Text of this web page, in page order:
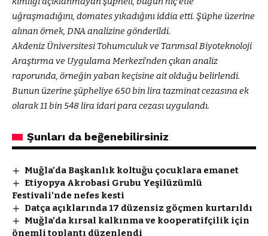
uğraşmadığını, domates yıkadığını iddia etti. Şüphe üzerine
alınan örnek, DNA analizine gönderildi.
Akdeniz Üniversitesi Tohumculuk ve Tarımsal Biyoteknoloji
Araştırma ve Uygulama Merkezi’nden çıkan analiz
raporunda, örneğin yaban keçisine ait olduğu belirlendi.
Bunun üzerine şüpheliye 650 bin lira tazminat cezasına ek
olarak 11 bin 548 lira idari para cezası uygulandı.
Şunları da beğenebilirsiniz
Muğla’da Başkanlık koltuğu çocuklara emanet
Etiyopya Akrobasi Grubu Yeşilüzümlü
Festivali’nde nefes kesti
Datça açıklarında 17 düzensiz göçmen kurtarıldı
Muğla’da kırsal kalkınma ve kooperatifçilik için
önemli toplantı düzenlendi